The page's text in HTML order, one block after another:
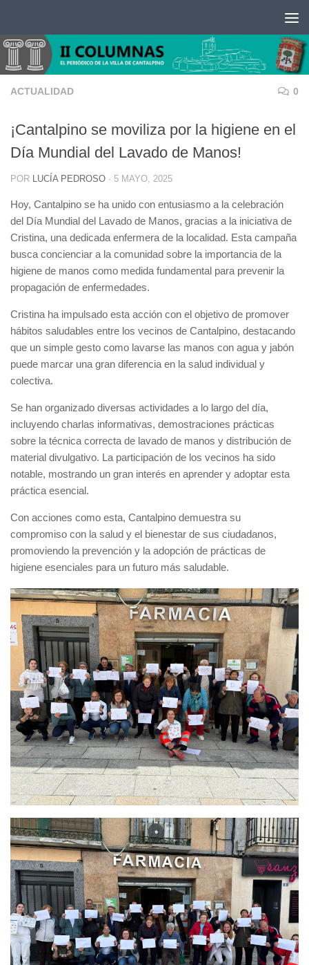
ACTUALIDAD 0
¡Cantalpino se moviliza por la higiene en el
Día Mundial del Lavado de Manos!
POR LUCÍA PEDROSO · 5 MAYO, 2025
Hoy, Cantalpino se ha unido con entusiasmo a la celebración
del Día Mundial del Lavado de Manos, gracias a la iniciativa de
Cristina, una dedicada enfermera de la localidad. Esta campaña
busca concienciar a la comunidad sobre la importancia de la
higiene de manos como medida fundamental para prevenir la
propagación de enfermedades.
Cristina ha impulsado esta acción con el objetivo de promover
hábitos saludables entre los vecinos de Cantalpino, destacando
que un simple gesto como lavarse las manos con agua y jabón
puede marcar una gran diferencia en la salud individual y
colectiva.
Se han organizado diversas actividades a lo largo del día,
incluyendo charlas informativas, demostraciones prácticas
sobre la técnica correcta de lavado de manos y distribución de
material divulgativo. La participación de los vecinos ha sido
notable, mostrando un gran interés en aprender y adoptar esta
práctica esencial.
Con acciones como esta, Cantalpino demuestra su
compromiso con la salud y el bienestar de sus ciudadanos,
promoviendo la prevención y la adopción de prácticas de
higiene esenciales para un futuro más saludable.